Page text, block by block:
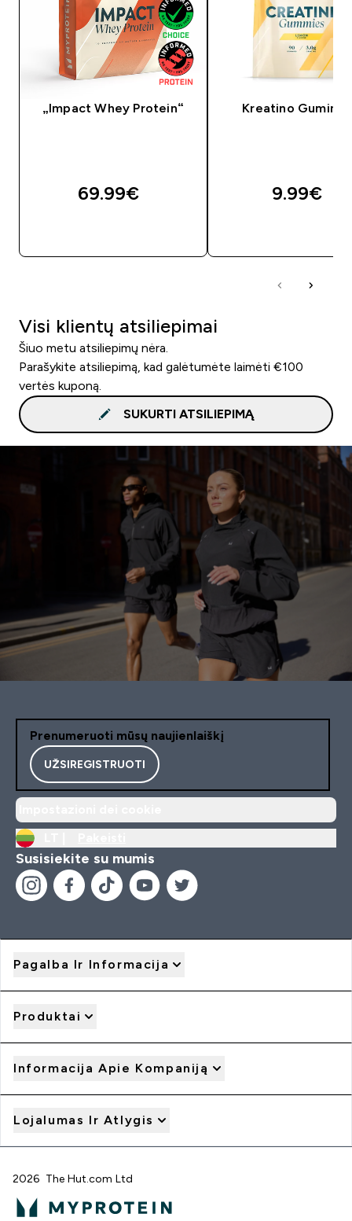
„Impact Whey Protein“
69.99€‎
Kreatino
9.99€‎
Visi klientų atsiliepimai
Šiuo metu atsiliepimų nėra.
Parašykite atsiliepimą, kad galėtumėte laimėti €100
vertės kuponą.
SUKURTI ATSILIEPIMĄ
Prenumeruoti mūsų naujienlaiškį
UŽSIREGISTRUOTI
Susisiekite su mumis
Pagalba Ir Informacija
Produktai
Informacija Apie Kompaniją
Lojalumas Ir Atlygis
2026 The Hut.com Ltd